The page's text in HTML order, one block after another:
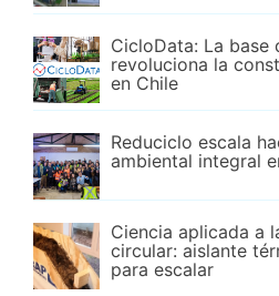
CicloData: La base
revoluciona la
en Chile
Reduciclo escala
ambiental integral
Ciencia aplicada a
circular: aislante
para escalar